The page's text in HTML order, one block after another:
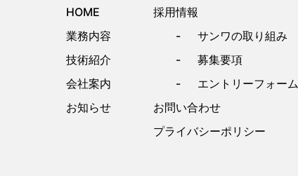
HOME
業務内容
技術紹介
会社案内
お知らせ
採用情報
サンワの取り組み
募集要項
エントリーフォーム
お問い合わせ
プライバシーポリシー